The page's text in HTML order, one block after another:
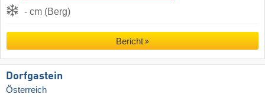
- cm (Berg)
Bericht
Dorfgastein
Österreich